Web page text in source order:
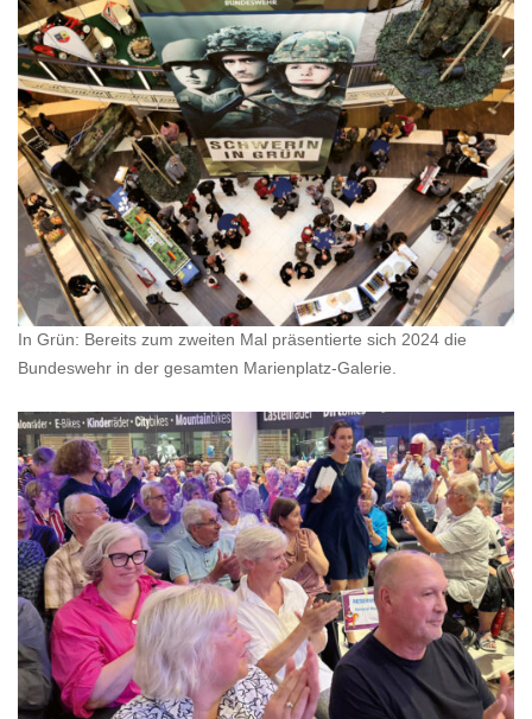
In Grün: Bereits zum zweiten Mal präsentierte sich 2024 die
Bundeswehr in der gesamten Marienplatz-Galerie.